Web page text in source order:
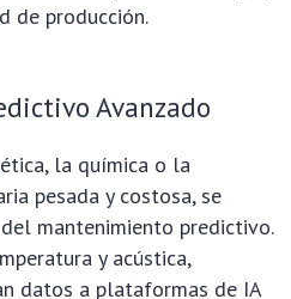
de producción.
Avanzado
la química o la
pesada y costosa, se
mantenimiento predictivo.
y acústica,
datos a plataformas de IA